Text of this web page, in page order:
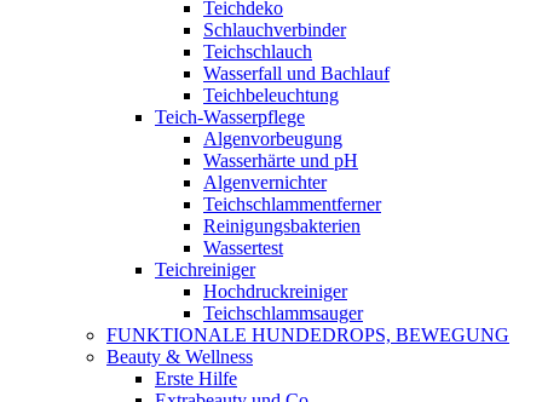
Teichdeko
Schlauchverbinder
Teichschlauch
Wasserfall und Bachlauf
Teichbeleuchtung
Teich-Wasserpflege
Algenvorbeugung
Wasserhärte und pH
Algenvernichter
Teichschlammentferner
Reinigungsbakterien
Wassertest
Teichreiniger
Hochdruckreiniger
Teichschlammsauger
FUNKTIONALE HUNDEDROPS, BEWEGUNG
Beauty & Wellness
Erste Hilfe